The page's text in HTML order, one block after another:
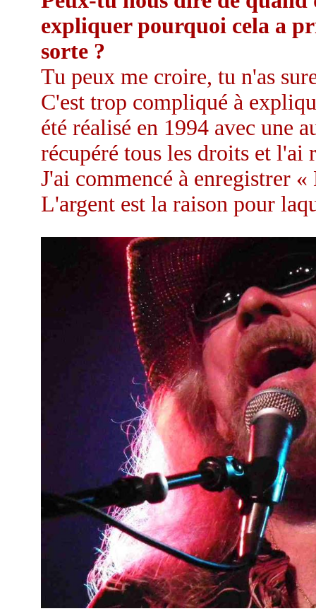
expliquer pourquoi cela a
sorte ?
Tu peux me croire, tu n'as
C'est trop compliqué à
été réalisé en 1994 avec une
récupéré tous les droits et l'ai
J'ai commencé à enregistrer
L'argent est la raison pour